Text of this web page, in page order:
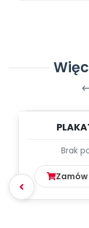
Brak